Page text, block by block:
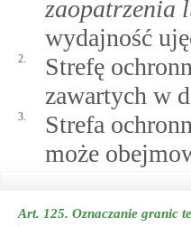
zaopatrzenia
wydajność
2.
Strefę
zawartych w
3.
Strefa
może
Art. 125. Oznaczanie granic